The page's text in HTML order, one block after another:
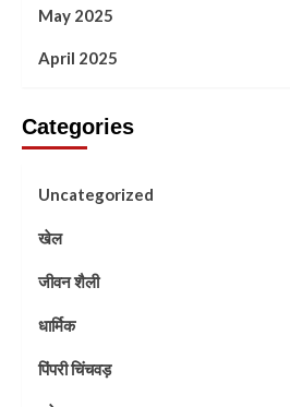
May 2025
April 2025
Categories
Uncategorized
खेल
जीवन शैली
धार्मिक
पिंपरी चिंचवड़